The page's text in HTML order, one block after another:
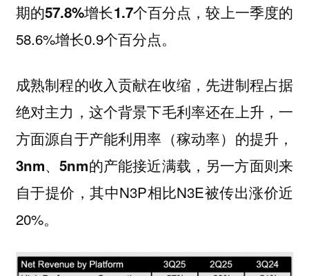
期的57.8%增长1.7个百分点 ，较上一季度的
58.6%增长0.9个百分点。
成熟制程的收入贡献在收缩，先进制程占据
绝对主力，这个背景下毛利率还在上升，一
方面源自于产能利用率（稼动率）的提升，
3nm、5nm的产能接近满载，另一方面则来
自于提价 ，其中N3P相比N3E被传出涨价近
20%。